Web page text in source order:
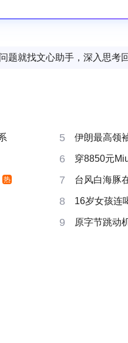
题就找文心助手，深入思考
5 伊朗最高领
6 穿8850元
热 7 台风白海豚
8 16岁女孩连
9 原字节跳动